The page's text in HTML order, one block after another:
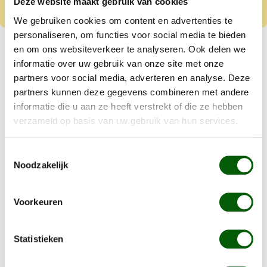
We gebruiken cookies om content en advertenties te
personaliseren, om functies voor social media te bieden
en om ons websiteverkeer te analyseren. Ook delen we
informatie over uw gebruik van onze site met onze
partners voor social media, adverteren en analyse. Deze
partners kunnen deze gegevens combineren met andere
informatie die u aan ze heeft verstrekt of die ze hebben
verzameld op basis van uw gebruik van hun services.
Noodzakelijk
Voorkeuren
Statistieken
Nero Gold Puppy
Kip & Rijst
Vanaf € 8,99
Kleine tot middelgrote puppy's
Details
yorkshire